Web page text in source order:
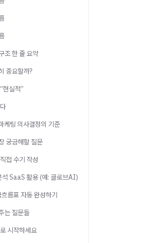
조 한 줄 요약
중요할까?
현실적”
케팅 의사결정의 기준
궁금해할 질문
접 수기 작성
석 SaaS 활용 (예: 클로브AI)
름표 자동 완성하기
는 질문들
시작하세요